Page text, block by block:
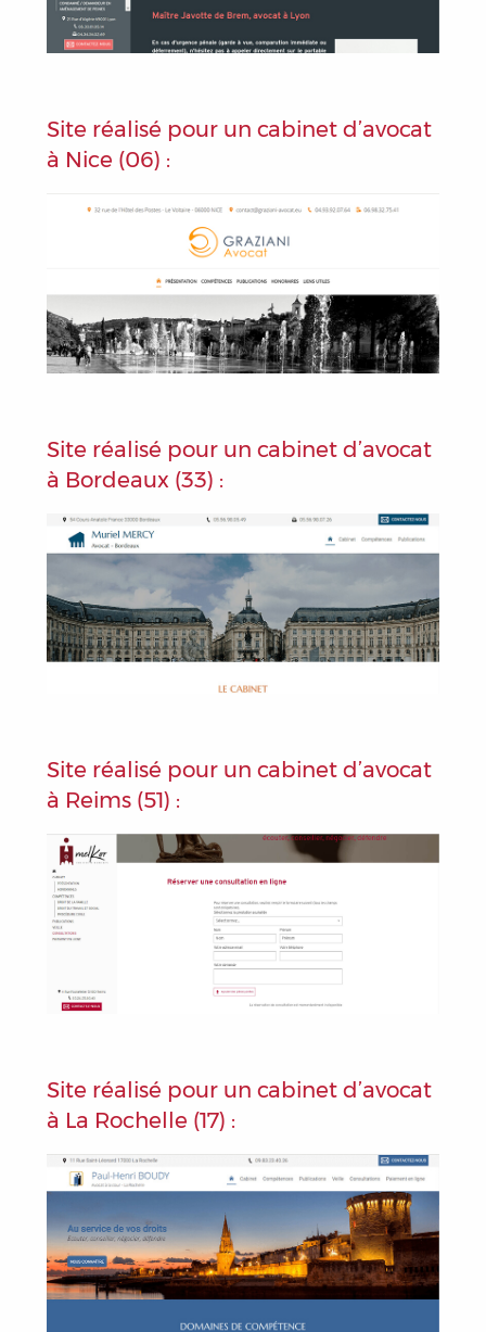
Site réalisé pour un cabinet d’avocat
à Nice (06) :
Site réalisé pour un cabinet d’avocat
à Bordeaux (33) :
Site réalisé pour un cabinet d’avocat
à Reims (51) :
Site réalisé pour un cabinet d’avocat
à La Rochelle (17) :